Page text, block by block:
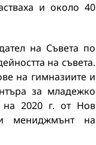
и около 40
на Съвета по
на съвета.
на гимназиите и
за младежко
на 2020 г. от Нов
мениджмънт на